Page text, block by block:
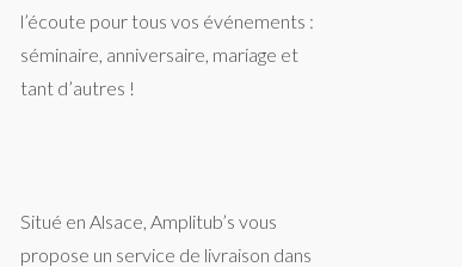
l’écoute pour tous vos événements :
séminaire, anniversaire, mariage et
tant d’autres !
Situé en Alsace, Amplitub’s vous
propose un service de livraison dans